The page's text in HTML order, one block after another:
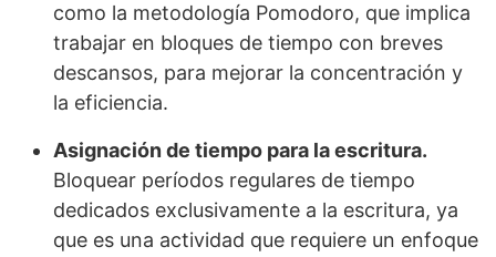
como la metodología Pomodoro, que implica
trabajar en bloques de tiempo con breves
descansos, para mejorar la concentración y
la eficiencia.
Asignación de tiempo para la escritura.
Bloquear períodos regulares de tiempo
dedicados exclusivamente a la escritura, ya
que es una actividad que requiere un enfoque